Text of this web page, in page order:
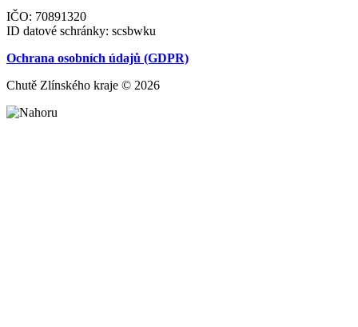
IČO: 70891320
ID datové schránky: scsbwku
Ochrana osobních údajů (GDPR)
Chutě Zlínského kraje © 2026